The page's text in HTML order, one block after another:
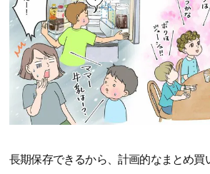
長期保存できるから、計画的なまとめ買